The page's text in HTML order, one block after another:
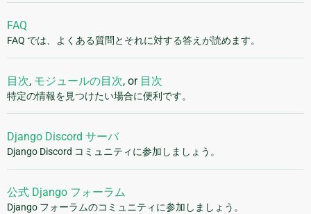
FAQ
FAQ では、よくある質問とそれに対する答えが読めます。
目次, モジュールの目次, or 目次
特定の情報を見つけたい場合に便利です。
Django Discord サーバ
Django Discord コミュニティに参加しましょう。
公式 Django フォーラム
Django フォーラムのコミュニティに参加しましょう。